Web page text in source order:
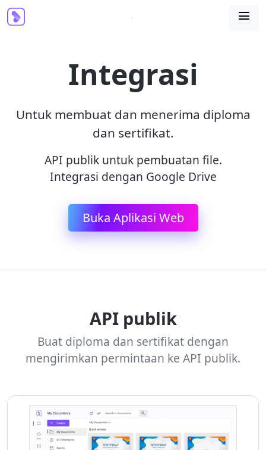

Integrasi
Untuk membuat dan menerima diploma
dan sertifikat.
API publik untuk pembuatan file.
Integrasi dengan Google Drive
Buka Aplikasi Web
API publik
Buat diploma dan sertifikat dengan
mengirimkan permintaan ke API publik.